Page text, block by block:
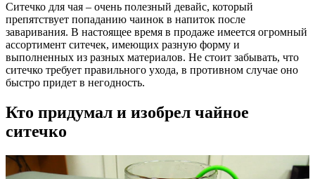
Ситечко для чая – очень полезный девайс, который
препятствует попаданию чаинок в напиток после
заваривания. В настоящее время в продаже имеется огромный
ассортимент ситечек, имеющих разную форму и
выполненных из разных материалов. Не стоит забывать, что
ситечко требует правильного ухода, в противном случае оно
быстро придет в негодность.
Кто придумал и изобрел чайное
ситечко